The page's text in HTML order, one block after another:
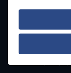
Exotika
GDPR
Poistenie proti